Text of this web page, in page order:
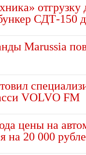
отгрузку
СДТ-150
Marussia
VOLVO FM
цены на
на 20 000